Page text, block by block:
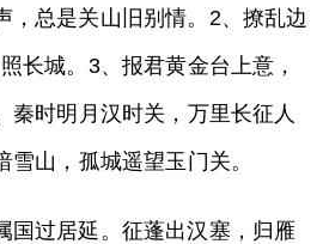
，总是关山旧别情。2、撩乱边
长城。3、报君黄金台上意，
秦时明月汉时关，万里长征人
山，孤城遥望玉门关。
国过居延。征蓬出汉塞，归雁